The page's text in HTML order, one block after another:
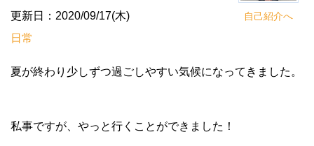
自己紹介へ
更新日：2020/09/17(木)
日常
夏が終わり少しずつ過ごしやすい気候になってきました。
私事ですが、やっと行くことができました！